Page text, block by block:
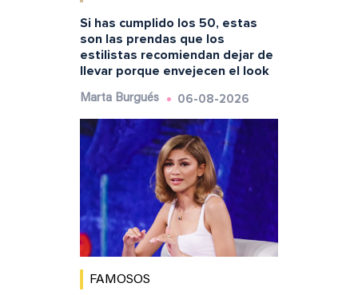
Si has cumplido los 50, estas
son las prendas que los
estilistas recomiendan dejar de
llevar porque envejecen el look
Marta Burgués 06-08-2026
FAMOSOS